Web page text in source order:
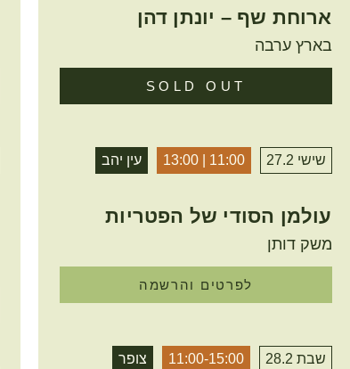
ארוחת שף – יונתן דהן
בארץ ערבה
SOLD OUT
שישי 27.2 11:00 | 13:00 עין יהב
עולמן הסודי של הפטריות
משק דותן
לפרטים והרשמה
שבת 28.2 11:00-15:00 צופר